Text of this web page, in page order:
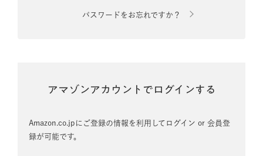
パスワードをお忘れですか？
アマゾンアカウントでログインする
Amazon.co.jpにご登録の情報を利用してログイン or 会員登
録が可能です。